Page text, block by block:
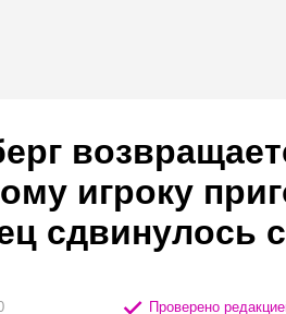
игроку
сдвинулось
Проверено